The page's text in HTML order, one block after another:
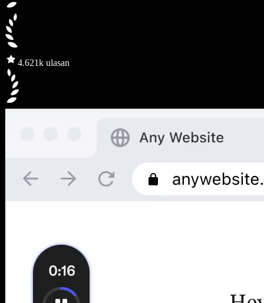
4.621k ulasan